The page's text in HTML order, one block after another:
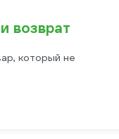
возврат
который не